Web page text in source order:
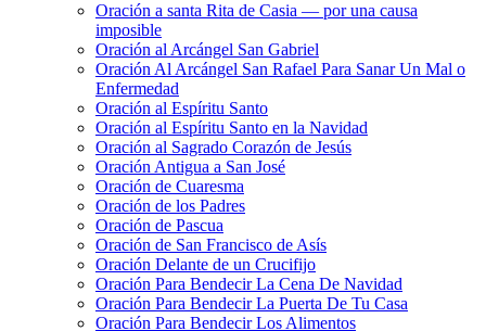
Oración a santa Rita de Casia — por una causa
imposible
Oración al Arcángel San Gabriel
Oración Al Arcángel San Rafael Para Sanar Un Mal o
Enfermedad
Oración al Espíritu Santo
Oración al Espíritu Santo en la Navidad
Oración al Sagrado Corazón de Jesús
Oración Antigua a San José
Oración de Cuaresma
Oración de los Padres
Oración de Pascua
Oración de San Francisco de Asís
Oración Delante de un Crucifijo
Oración Para Bendecir La Cena De Navidad
Oración Para Bendecir La Puerta De Tu Casa
Oración Para Bendecir Los Alimentos